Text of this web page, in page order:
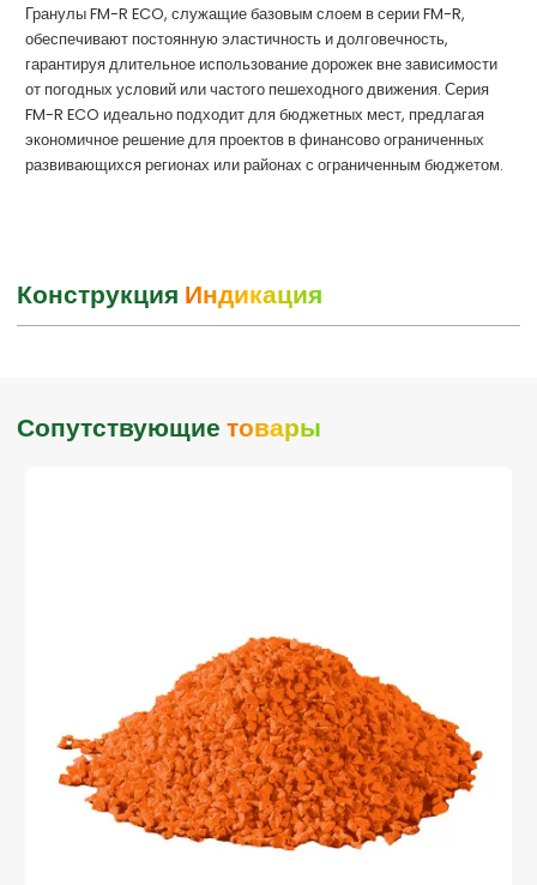
Гранулы FM-R ECO, служащие базовым слоем в серии FM-R,
обеспечивают постоянную эластичность и долговечность,
гарантируя длительное использование дорожек вне зависимости
от погодных условий или частого пешеходного движения. Серия
FM-R ECO идеально подходит для бюджетных мест, предлагая
экономичное решение для проектов в финансово ограниченных
развивающихся регионах или районах с ограниченным бюджетом.
Конструкция Индикация
Сопутствующиетовары